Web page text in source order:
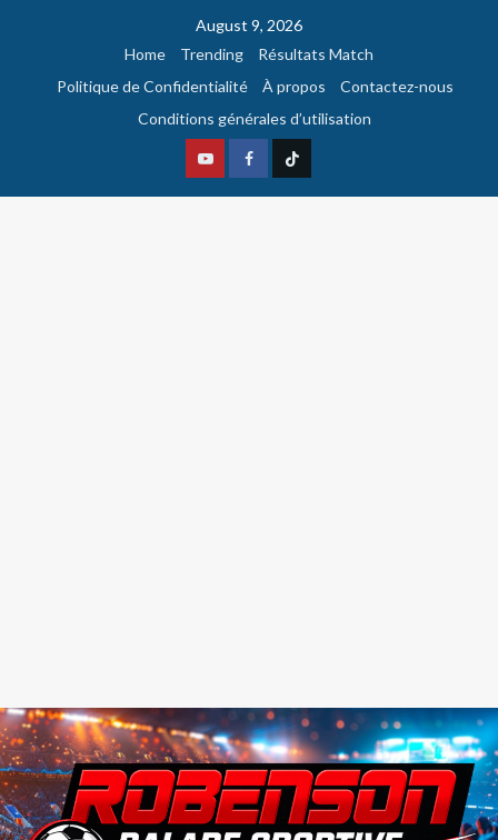
August 9, 2026
Home
Trending
Résultats Match
Politique de Confidentialité
À propos
Contactez-nous
Conditions générales d’utilisation